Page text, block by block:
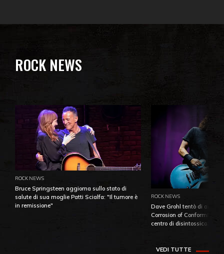
ROCK NEWS
ROCK NEWS
Bruce Springsteen aggiorna sullo stato di
salute di sua moglie Patti Scialfa: "Il tumore è
in remissione"
ROCK NEWS
Dave Grohl tentò di
Corrosion of Conformity
centro di
VEDI TUTTE